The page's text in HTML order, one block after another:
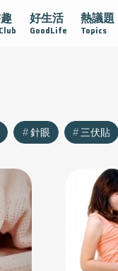
好生活
GoodLife
熱議題
Topics
守護骨骼健康
針眼 三伏貼